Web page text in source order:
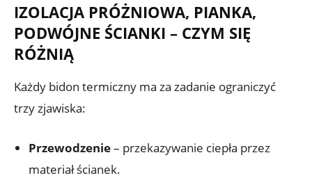
IZOLACJA PRÓŻNIOWA, PIANKA,
PODWÓJNE ŚCIANKI – CZYM SIĘ
RÓŻNIĄ
Każdy bidon termiczny ma za zadanie ograniczyć
trzy zjawiska:
Przewodzenie– przekazywanie ciepła przez
materiał ścianek.